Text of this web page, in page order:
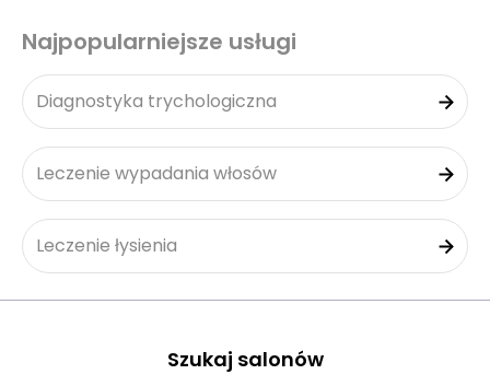
Najpopularniejsze usługi
Diagnostyka trychologiczna
Leczenie wypadania włosów
Leczenie łysienia
Szukaj salonów